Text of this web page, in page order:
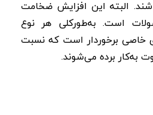
البته این افزایش ضخامت
است. به‌طورکلی هر نوع
خاصی برخوردار است که نسبت
به‌کار برده می‌شوند.